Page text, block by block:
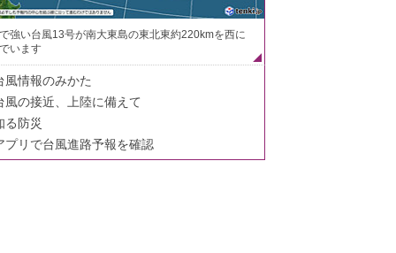
強い台風13号が南大東島の東北東約220kmを西に
います
風情報のみかた
風の接近、上陸に備えて
る防災
プリで台風進路予報を確認